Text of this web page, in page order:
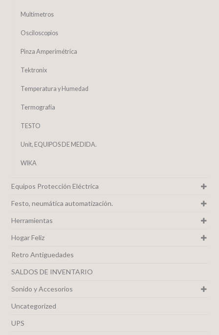
Multímetros
Osciloscopios
Pinza Amperimétrica
Tektronix
Temperatura y Humedad
Termografía
TESTO
Unit, EQUIPOS DE MEDIDA.
WIKA
Equipos Protección Eléctrica
Festo, neumática automatización.
Herramientas
Hogar Feliz
Retro Antiguedades
SALDOS DE INVENTARIO
Sonido y Accesorios
Uncategorized
UPS